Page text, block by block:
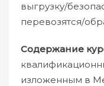
выгрузку/
перевозятся/
Содержание
изложенным в